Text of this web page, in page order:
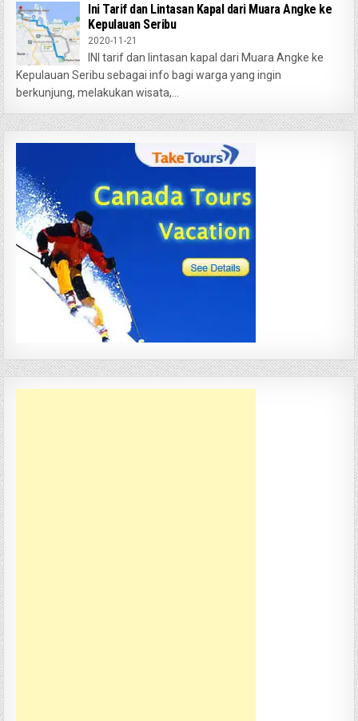
Ini Tarif dan Lintasan Kapal dari Muara Angke ke
Kepulauan Seribu
2020-11-21
INI tarif dan lintasan kapal dari Muara Angke ke
Kepulauan Seribu sebagai info bagi warga yang ingin
berkunjung, melakukan wisata,...